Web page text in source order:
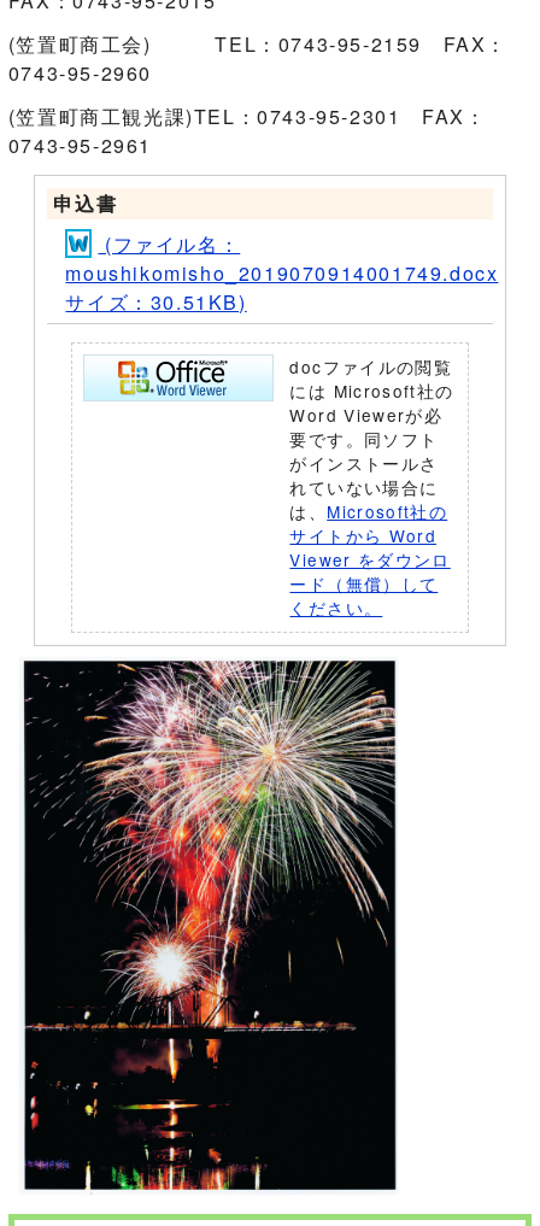
(笠置町商工会) TEL：0743-95-2159 FAX：
0743-95-2960
(笠置町商工観光課)TEL：0743-95-2301 FAX：
0743-95-2961
申込書
(ファイル名：
moushikomisho_2019070914001749.docx
サイズ：30.51KB)
docファイルの閲覧
には Microsoft社の
Word Viewerが必
要です。同ソフト
がインストールさ
れていない場合に
は、 Microsoft社の
サイトから Word
Viewer をダウンロ
ード（無償）して
ください。